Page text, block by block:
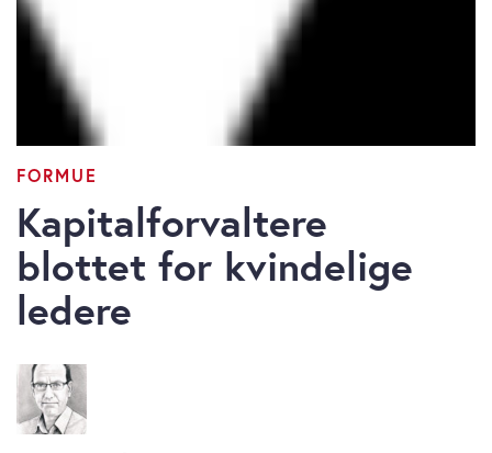
FORMUE
Kapitalforvaltere
blottet for kvindelige
ledere